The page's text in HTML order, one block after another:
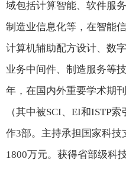
域包括计算智能、软件服
制造业信息化等，在智能
计算机辅助配方设计、数
业务中间件、制造服务等
年，在国内外重要学术期
（其中被SCI、 EI和ISTP索引
作3部。主持承担国家科技
1800万元。获得省部级科